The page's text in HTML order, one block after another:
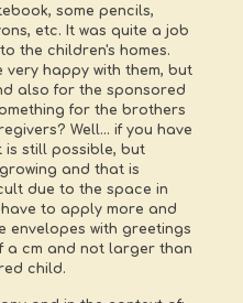
some pencils,
etc. It was quite a job
the children's homes.
happy with them, but
also for the sponsored
for the brothers
Well... if you have
is still possible, but
and that is
due to the space in
to apply more and
envelopes with greetings
a cm and not larger than
child.